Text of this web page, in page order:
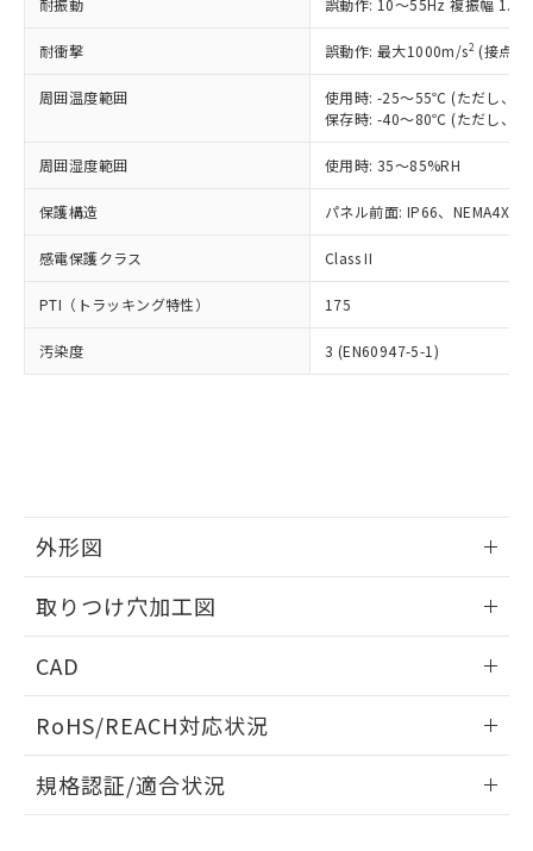
耐振動 誤動作: 10～55Hz 複振幅
耐衝撃 誤動作: 最大1000m/s2 (接点
周囲温度範囲
使用時: -25～55℃ (ただし、氷
保存時: -40～80℃ (ただし、氷
周囲湿度範囲 使用時: 35～85%RH
保護構造 パネル前面: IP66、NEMA4X,
感電保護クラス Class II
PTI（トラッキング特性） 175
汚染度 3 (EN60947-5-1)
外形図
取りつけ穴加工図
CAD
ドすることができます。
ログイン/会員登録
RoHS/REACH対応状況
EU RoHS 注意事項・凡例
規格認証/適合状況
正式な納期状況および標準価格はお客
様のお取引先、またはお客様担当のオ
ムロン制御機器販売店・当社販売員に
オムロン制御機器販売店や当社販売拠
販売ネットワーク
」をご確認
在庫状況および標準価格結果を当社の
事前の承諾なく第三者に漏洩または開
示しないようお願いします。
マイパーツ機能（部品リスト作成サー
ビス）をご利用いただくには、I-Web
メンバーズにご登録されている必要が
お客様が当ウェブサイト上で当社にご
指します。
但し、RoHS指令で産業用監視および制御機器に対する
適用除外項目は除く。
フタル酸エステル類の４物質については閾値を超える意
図的な使用がないことを確認しています。
部品在庫の切り替え状況などにより、予定
月が前後することがあります。
※3 非含有証明書ダウンロード
51物質の非含有証明書（当社基準）
※本証明書は発行日時点で非含有を証明す
るもので、過去に遡って非含有を証明する
ものではありません。
また、RoHS指令のフタル酸エステル類４
欄に対応日を記載しておりました。
既に当社にて対応品への在庫切替を完了
していることから、特段のことがない限
り、2022年1月12日より割愛しておりま
す。
DBP(フタル酸ジブチル) : 1000ppm、 DIBP(フタル酸ジ
イソブチル) : 1000ppm、 BBP(フタル酸ブチルベンジ
DEHP(フタル酸ビス(2-エチルヘキシル)) : 1000ppm
準値以下であることを示します。
「10」：通常の使用状況下において有害物
質が外部に漏えいし、環境に深刻な影響を
及ぼさない年数を意味します。
「－」：未確認です。当社販売部門へお問
全に破砕するなど、違法に輸出されな
いよう必要な手段を講じます。
当社は貴社製品を、核兵器、ミサイ
ル、化学兵器、生物兵器またはその他
武器並びにこれらの製造装置等に一切
当社は、貴社製品を第三者に販売する
場合は、上記1、2および3の内容を当
該第三者に通知します。また当社は、
販売先および販売に係わる関係者が違
法に輸出するおそれがある場合は、取
り引きをいたしません。
一定数には満たないが在庫あり
－
在庫なし(最新の在庫状況につ
いては、お客様のお取引先、ま
たはお客様担当のオムロン制御
機器販売店・当社販売員にご確
空
受注生産機種、また在庫状況の
情報を公開していない機種